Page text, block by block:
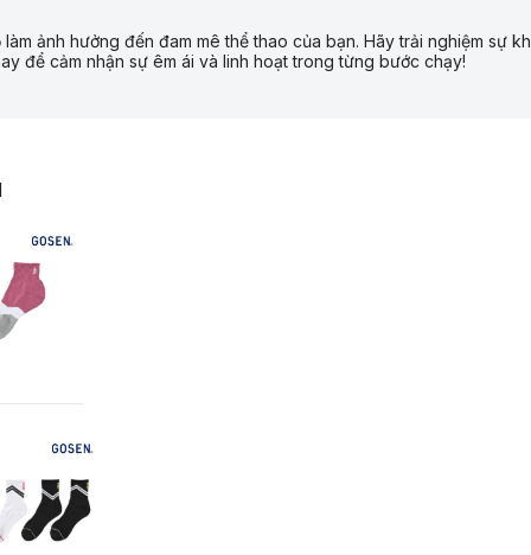
ảnh hưởng đến đam mê thể thao của bạn. Hãy trải nghiệm sự
để cảm nhận sự êm ái và linh hoạt trong từng bước chạy!